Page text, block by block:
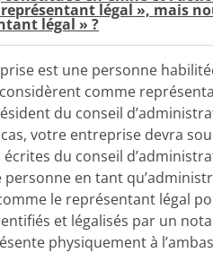
légal », mais
légal » ?
est une personne
comme
du conseil
votre entreprise devra
du conseil
en tant
le représentant légal
et légalisés par un
physiquement à